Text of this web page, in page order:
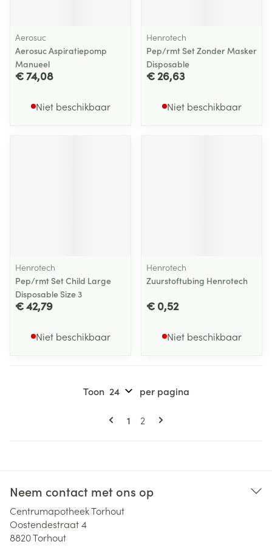
Aerosuc
Aerosuc Aspiratiepomp
Manueel
€ 74,08
Niet beschikbaar
Henrotech
Pep/rmt Set Zonder Masker
Disposable
€ 26,63
Niet beschikbaar
Henrotech
Pep/rmt Set Child Large
Disposable Size 3
€ 42,79
Niet beschikbaar
Henrotech
Zuurstoftubing Henrotech
€ 0,52
Niet beschikbaar
Pagina's
U lees momenteel pagina
1 Pagina
2
Toon per pagina
Neem contact met ons op
Centrumapotheek Torhout
Oostendestraat 4
8820Torhout